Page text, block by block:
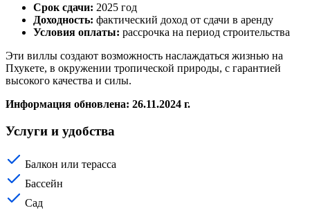
Срок сдачи: 2025 год
Доходность: фактический доход от сдачи в аренду
Условия оплаты: рассрочка на период строительства
Эти виллы создают возможность наслаждаться жизнью на
Пхукете, в окружении тропической природы, с гарантией
высокого качества и силы.
Информация обновлена: 26.11.2024 г.
Услуги и удобства
Балкон или терасса
Бассейн
Сад